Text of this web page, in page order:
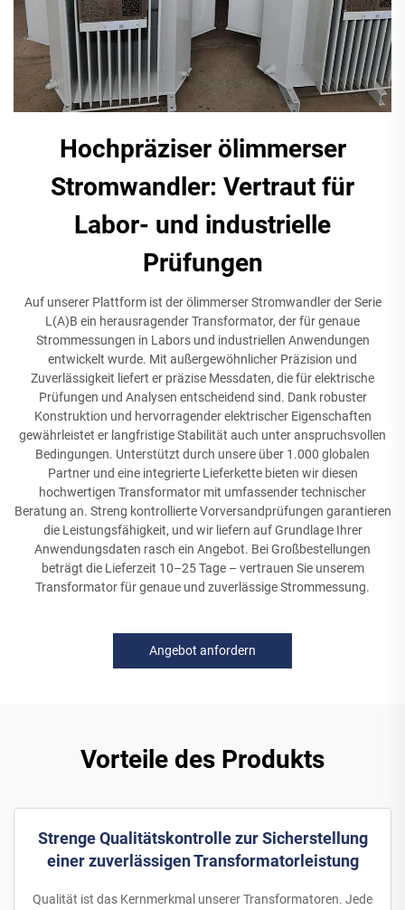
Hochpräziser ölimmerser
Stromwandler: Vertraut für
Labor- und industrielle
Prüfungen
Auf unserer Plattform ist der ölimmerser Stromwandler der Serie
L(A)B ein herausragender Transformator, der für genaue
Strommessungen in Labors und industriellen Anwendungen
entwickelt wurde. Mit außergewöhnlicher Präzision und
Zuverlässigkeit liefert er präzise Messdaten, die für elektrische
Prüfungen und Analysen entscheidend sind. Dank robuster
Konstruktion und hervorragender elektrischer Eigenschaften
gewährleistet er langfristige Stabilität auch unter anspruchsvollen
Bedingungen. Unterstützt durch unsere über 1.000 globalen
Partner und eine integrierte Lieferkette bieten wir diesen
hochwertigen Transformator mit umfassender technischer
Beratung an. Streng kontrollierte Vorversandprüfungen garantieren
die Leistungsfähigkeit, und wir liefern auf Grundlage Ihrer
Anwendungsdaten rasch ein Angebot. Bei Großbestellungen
beträgt die Lieferzeit 10–25 Tage – vertrauen Sie unserem
Transformator für genaue und zuverlässige Strommessung.
Angebot anfordern
Vorteile des Produkts
Strenge Qualitätskontrolle zur Sicherstellung
einer zuverlässigen Transformatorleistung
Qualität ist das Kernmerkmal unserer Transformatoren. Jede